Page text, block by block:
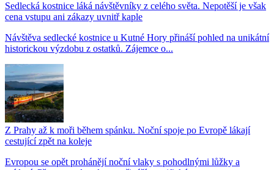
Sedlecká kostnice láká návštěvníky z celého světa. Nepotěší je však
cena vstupu ani zákazy uvnitř kaple
Návštěva sedlecké kostnice u Kutné Hory přináší pohled na unikátní
historickou výzdobu z ostatků. Zájemce o...
Z Prahy až k moři během spánku. Noční spoje po Evropě lákají
cestující zpět na koleje
Evropou se opět prohánějí noční vlaky s pohodlnými lůžky a